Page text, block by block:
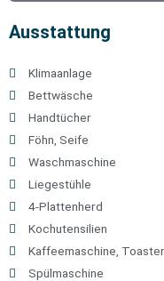
Ausstattung
Klimaanlage
Bettwäsche
Handtücher
Föhn, Seife
Waschmaschine
Liegestühle
4-Plattenherd
Kochutensilien
Kaffeemaschine, Toaster
Spülmaschine